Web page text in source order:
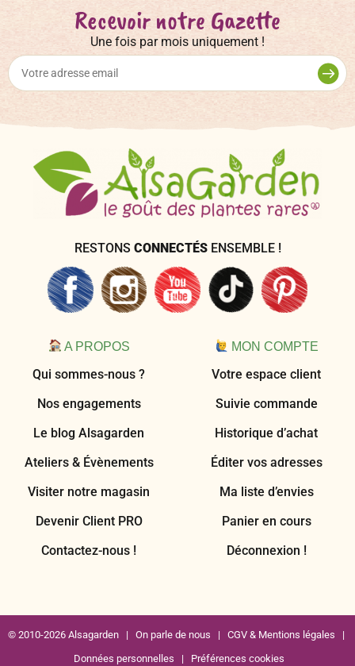
Recevoir notre Gazette
Une fois par mois uniquement !
RESTONS CONNECTÉS ENSEMBLE !
A PROPOS
Qui sommes-nous ?
Nos engagements
Le blog Alsagarden
Ateliers & Évènements
Visiter notre magasin
Devenir Client PRO
Contactez-nous !
MON COMPTE
Votre espace client
Suivie commande
Historique d’achat
Éditer vos adresses
Ma liste d’envies
Panier en cours
Déconnexion !
© 2010-2026 Alsagarden | On parle de nous | CGV & Mentions légales |
Données personnelles | Préférences cookies